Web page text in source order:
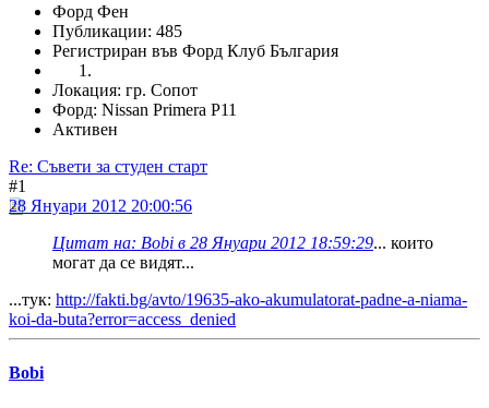
Форд Фен
Публикации: 485
Регистриран във Форд Клуб България
Локация: гр. Сопот
Форд: Nissan Primera P11
Активен
Re: Съвети за студен старт
#1
28 Януари 2012 20:00:56
Цитат на: Bobi в 28 Януари 2012 18:59:29... които
могат да се видят...
...тук: http://fakti.bg/avto/19635-ako-akumulatorat-padne-a-niama-
koi-da-buta?error=access_denied
Bobi